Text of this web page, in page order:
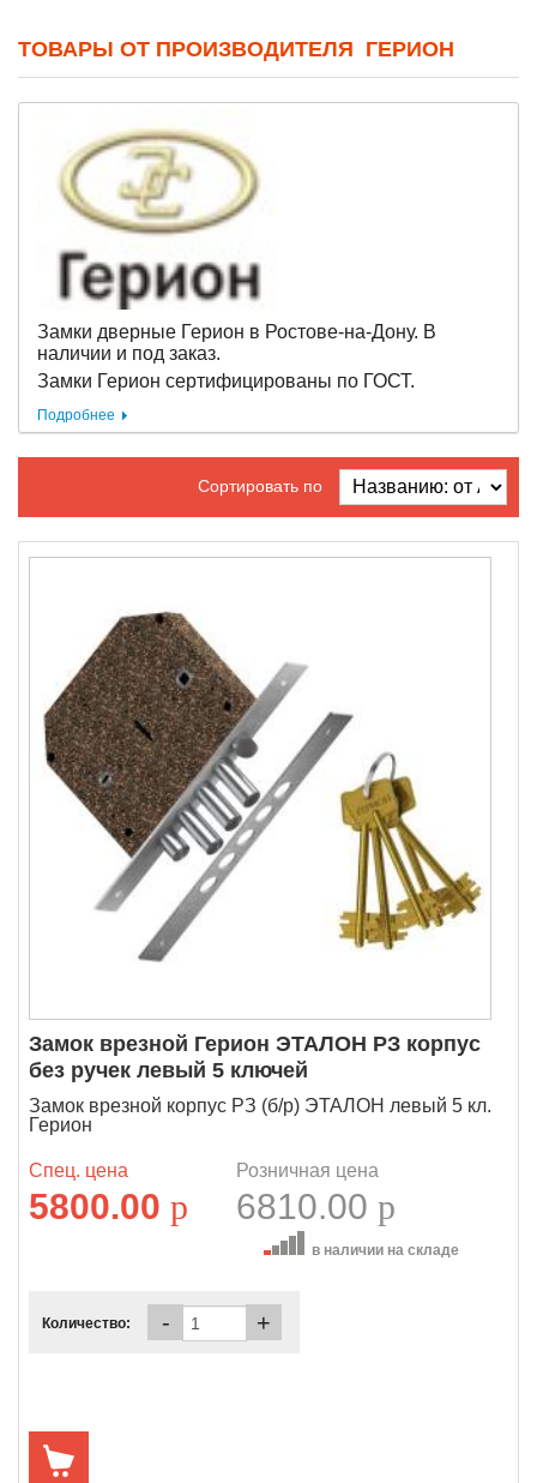
ТОВАРЫ ОТ ПРОИЗВОДИТЕЛЯ ГЕРИОН
Замки дверные Герион в Ростове-на-Дону. В
наличии и под заказ.
Замки Герион сертифицированы по ГОСТ.
Подробнее
Сортировать по
Замок врезной Герион ЭТАЛОН РЗ корпус
без ручек левый 5 ключей
Замок врезной корпус РЗ (б/р) ЭТАЛОН левый 5 кл.
Герион
Спец. цена
5800.00 p
Розничная цена
6810.00 p
в наличии на складе
Количество: - +